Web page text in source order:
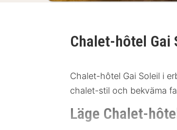
Chalet-hôtel Gai
Chalet-hôtel Gai Soleil i
chalet-stil och bekväma
Läge Chalet-